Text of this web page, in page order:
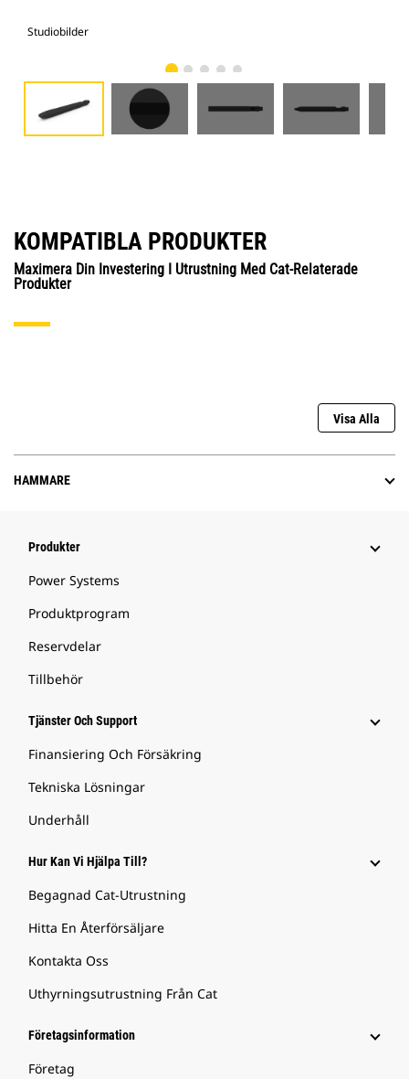
Studiobilder
KOMPATIBLA PRODUKTER
Maximera Din Investering I Utrustning Med Cat-Relaterade
Produkter
Visa Alla
HAMMARE
Produkter
Power Systems
Produktprogram
Reservdelar
Tillbehör
Tjänster Och Support
Finansiering Och Försäkring
Tekniska Lösningar
Underhåll
Hur Kan Vi Hjälpa Till?
Begagnad Cat-Utrustning
Hitta En Återförsäljare
Kontakta Oss
Uthyrningsutrustning Från Cat
Företagsinformation
Företag